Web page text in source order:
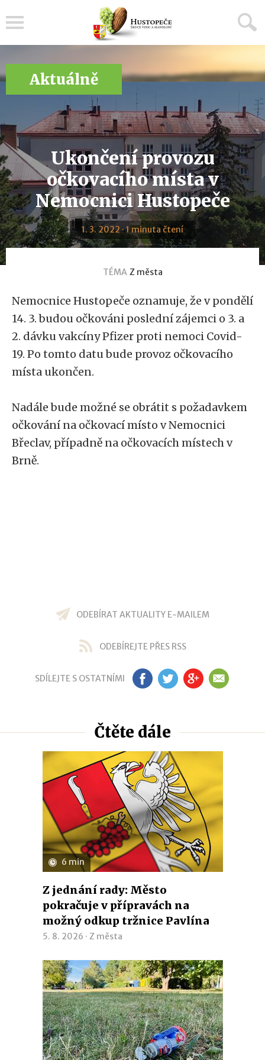
Aktuálně
Ukončení provozu
očkovacího místa v
Nemocnici Hustopeče
1. 3. 2022 · 1 minuta čtení
TÉMA Z města
Nemocnice Hustopeče oznamuje, že v pondělí
14. 3. budou očkováni poslední zájemci o 3. a
2. dávku vakcíny Pfizer proti nemoci Covid-
19. Po tomto datu bude provoz očkovacího
místa ukončen.
Nadále bude možné se obrátit s požadavkem
očkování na očkovací místo v Nemocnici
Břeclav, případně na očkovacích místech v
Brně.
ODEBÍRAT AKTUALITY E-MAILEM
ODEBÍREJTE PŘES RSS
SDÍLEJTE S OSTATNÍMI FB TW GP EM
Čtěte dále
6 min
Z jednání rady: Město
pokračuje v přípravách na
možný odkup tržnice Pavlína
5. 8. 2026 · Z města